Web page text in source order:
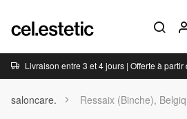
Livraison entre 3 et 4 jours | Offerte à partir
saloncare. Ressaix (Binche),